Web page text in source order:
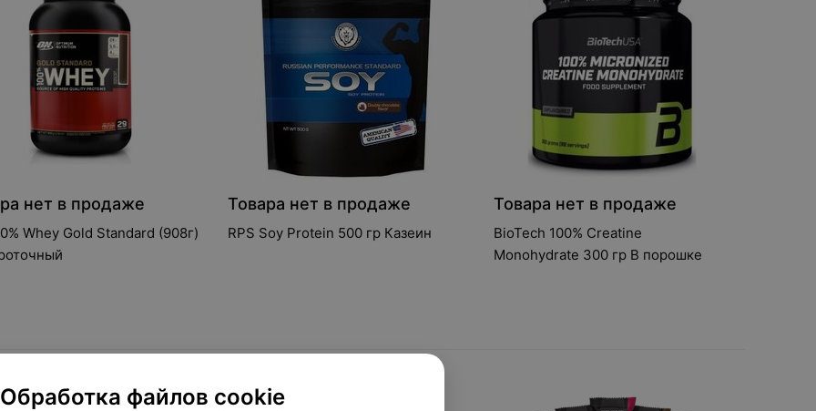
нет в продаже
Whey Gold Standard (908г)
Товара нет в продаже
RPS Soy Protein 500 гр Казеин
Товара нет в продаже
BioTech 100% Creatine
Monohydrate 300 гр В порошке
Обработка файлов cookie